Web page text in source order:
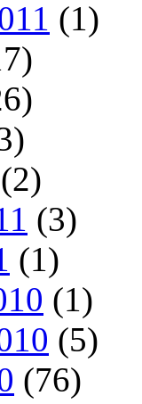
(1)
(2)
(3)
(1)
(1)
(5)
(76)